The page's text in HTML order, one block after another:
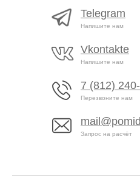
Запрос на расчёт
Перезвоните нам
7 (812)
Напишите нам
Vkontakte
Напишите нам
Telegram